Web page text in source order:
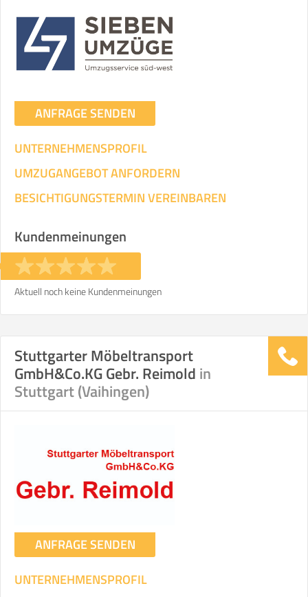
ANFRAGE SENDEN
UNTERNEHMENSPROFIL
UMZUGANGEBOT ANFORDERN
BESICHTIGUNGSTERMIN VEREINBAREN
Kundenmeinungen
Aktuell noch keine Kundenmeinungen
Stuttgarter Möbeltransport
GmbH&Co.KG Gebr. Reimold in
Stuttgart (Vaihingen)
ANFRAGE SENDEN
UNTERNEHMENSPROFIL